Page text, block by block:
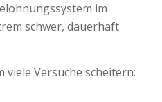
im
schwer, dauerhaft
viele Versuche scheitern: